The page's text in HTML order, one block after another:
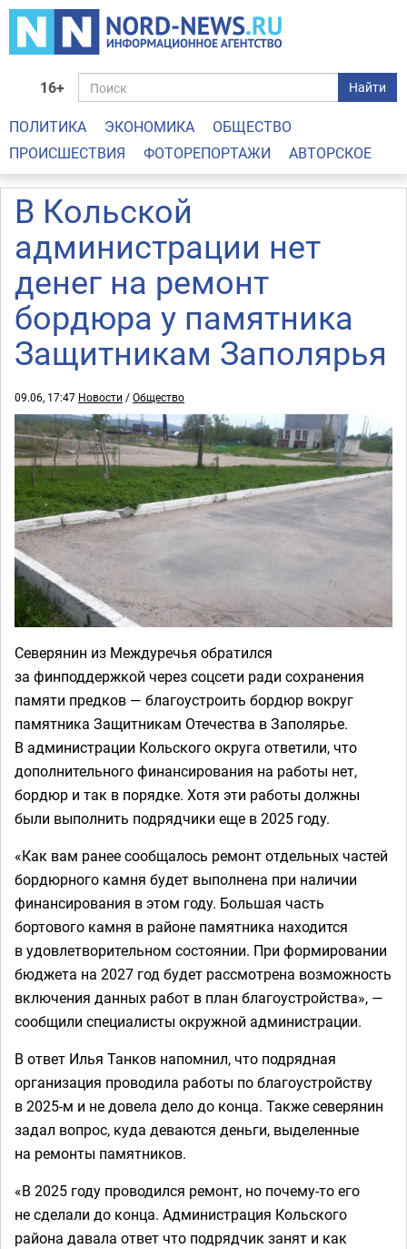
16+ Найти
ПОЛИТИКА ЭКОНОМИКА
ОБЩЕСТВО
ПРОИСШЕСТВИЯ
ФОТОРЕПОРТАЖИ АВТОРСКОЕ
В Кольской
администрации нет
денег на ремонт
бордюра у памятника
Защитникам Заполярья
09.06, 17:47 Новости /Общество
Северянин из Междуречья обратился
за финподдержкой через соцсети ради сохранения
памяти предков — благоустроить бордюр вокруг
памятника Защитникам Отечества в Заполярье.
В администрации Кольского округа ответили, что
дополнительного финансирования на работы нет,
бордюр и так в порядке. Хотя эти работы должны
были выполнить подрядчики еще в 2025 году.
«Как вам ранее сообщалось ремонт отдельных частей
бордюрного камня будет выполнена при наличии
финансирования в этом году. Большая часть
бортового камня в районе памятника находится
в удовлетворительном состоянии. При формировании
бюджета на 2027 год будет рассмотрена возможность
включения данных работ в план благоустройства», —
сообщили специалисты окружной администрации.
В ответ Илья Танков напомнил, что подрядная
организация проводила работы по благоустройству
в 2025-м и не довела дело до конца. Также северянин
задал вопрос, куда деваются деньги, выделенные
на ремонты памятников.
«В 2025 году проводился ремонт, но почему-то его
не сделали до конца. Администрация Кольского
района давала ответ что подрядчик занят и как